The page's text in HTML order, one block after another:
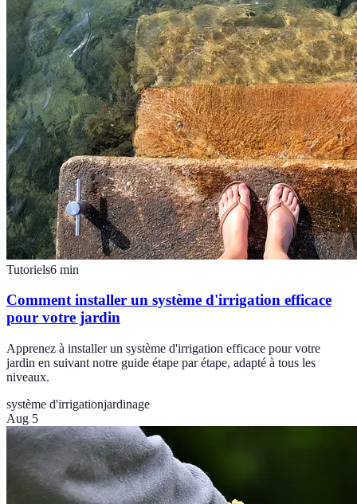
Tutoriels6 min
Comment installer un système d'irrigation efficace
pour votre jardin
Apprenez à installer un système d'irrigation efficace pour votre
jardin en suivant notre guide étape par étape, adapté à tous les
niveaux.
système d'irrigationjardinage
Aug 5